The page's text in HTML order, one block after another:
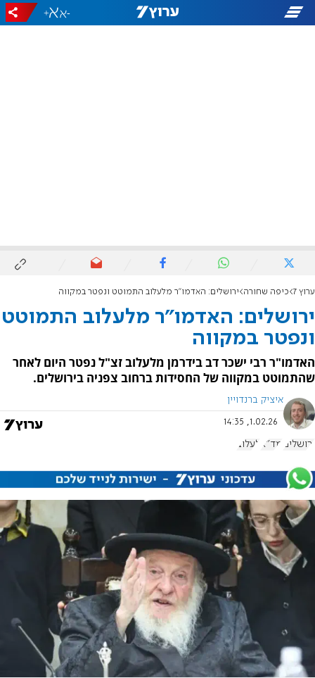
-
+
ערוץ 7 כיפה שחורה ירושלים: האדמו"ר מלעלוב התמוטט ונפטר במקווה
ירושלים: האדמו"ר מלעלוב התמוטט
ונפטר במקווה
האדמו"ר רבי ישכר דב בידרמן מלעלוב זצ"ל נפטר היום לאחר
שהתמוטט במקווה של החסידות ברחוב צפניה בירושלים.
איציק ברנדויין
1.02.26, 14:35
ירושלים מד"א לעלוב